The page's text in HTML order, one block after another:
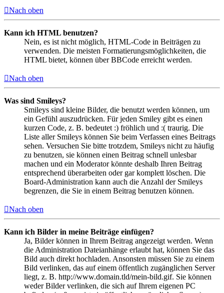
Nach oben
Kann ich HTML benutzen?
Nein, es ist nicht möglich, HTML-Code in Beiträgen zu
verwenden. Die meisten Formatierungsmöglichkeiten, die
HTML bietet, können über BBCode erreicht werden.
Nach oben
Was sind Smileys?
Smileys sind kleine Bilder, die benutzt werden können, um
ein Gefühl auszudrücken. Für jeden Smiley gibt es einen
kurzen Code, z. B. bedeutet :) fröhlich und :( traurig. Die
Liste aller Smileys können Sie beim Verfassen eines Beitrags
sehen. Versuchen Sie bitte trotzdem, Smileys nicht zu häufig
zu benutzen, sie können einen Beitrag schnell unlesbar
machen und ein Moderator könnte deshalb Ihren Beitrag
entsprechend überarbeiten oder gar komplett löschen. Die
Board-Administration kann auch die Anzahl der Smileys
begrenzen, die Sie in einem Beitrag benutzen können.
Nach oben
Kann ich Bilder in meine Beiträge einfügen?
Ja, Bilder können in Ihrem Beitrag angezeigt werden. Wenn
die Administration Dateianhänge erlaubt hat, können Sie das
Bild auch direkt hochladen. Ansonsten müssen Sie zu einem
Bild verlinken, das auf einem öffentlich zugänglichen Server
liegt, z. B. http://www.domain.tld/mein-bild.gif. Sie können
weder Bilder verlinken, die sich auf Ihrem eigenen PC